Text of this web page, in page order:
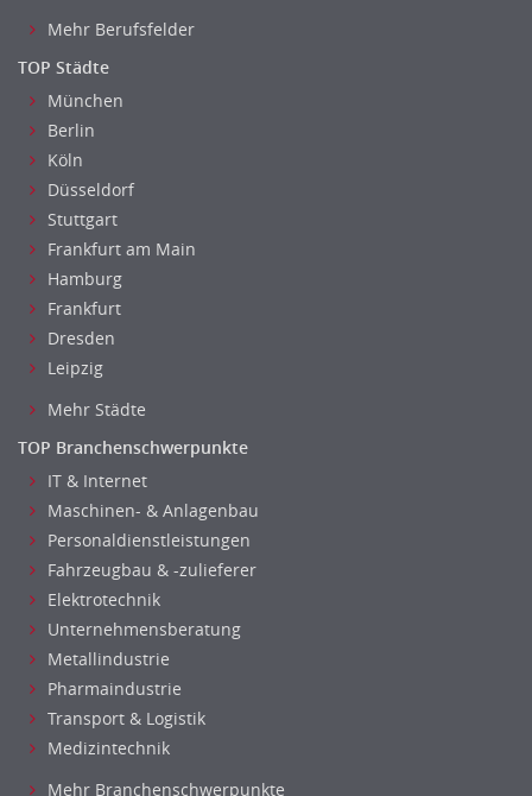
Mehr Berufsfelder
TOP Städte
München
Berlin
Köln
Düsseldorf
Stuttgart
Frankfurt am Main
Hamburg
Frankfurt
Dresden
Leipzig
Mehr Städte
TOP Branchenschwerpunkte
IT & Internet
Maschinen- & Anlagenbau
Personaldienstleistungen
Fahrzeugbau & -zulieferer
Elektrotechnik
Unternehmensberatung
Metallindustrie
Pharmaindustrie
Transport & Logistik
Medizintechnik
Mehr Branchenschwerpunkte